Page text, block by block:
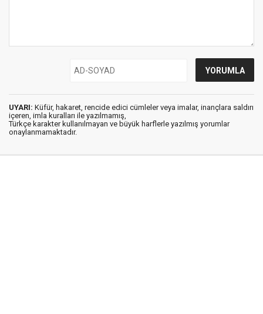
UYARI: Küfür, hakaret, rencide edici cümleler veya imalar, inançlara saldırı
içeren, imla kuralları ile yazılmamış,
Türkçe karakter kullanılmayan ve büyük harflerle yazılmış yorumlar
onaylanmamaktadır.